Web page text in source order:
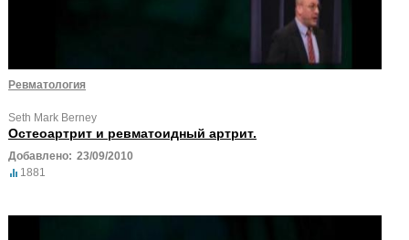
Ревматология
Seth Mark Berney
Остеоартрит и ревматоидный артрит.
Добавлено: 23/09/2010
1881